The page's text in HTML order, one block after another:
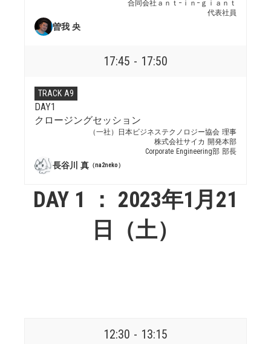
DAY 1 ： 2023年1月21
日（土）
合同会社ａｎｔ−ｉｎ−ｇｉａｎｔ
代表社員
曽我 央
17:45 - 17:50
TRACK A9
DAY1
クロージングセッション
（一社）日本ビジネステクノロジー協会 理事
株式会社サイカ 開発本部
Corporate Engineering部 部長
長谷川 真 （na2neko）
12:30 - 13:15